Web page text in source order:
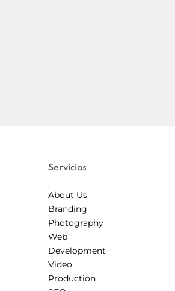
Servicios
About Us
Branding
Photography
Web
Development
Video
Production